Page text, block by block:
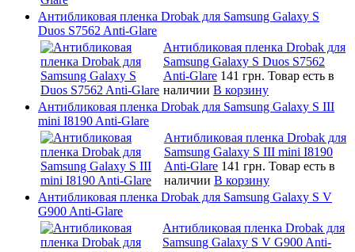
Антибликовая пленка Drobak для Samsung Galaxy S
Duos S7562 Anti-Glare
Антибликовая пленка Drobak для
Samsung Galaxy S Duos S7562
Anti-Glare 141 грн. Товар есть в
наличии В корзину
Антибликовая пленка Drobak для Samsung Galaxy S III
mini I8190 Anti-Glare
Антибликовая пленка Drobak для
Samsung Galaxy S III mini I8190
Anti-Glare 141 грн. Товар есть в
наличии В корзину
Антибликовая пленка Drobak для Samsung Galaxy S V
G900 Anti-Glare
Антибликовая пленка Drobak для
Samsung Galaxy S V G900 Anti-